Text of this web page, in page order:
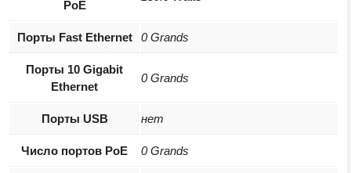
PoE
Порты Fast Ethernet 0 Grands
Порты 10 Gigabit
Ethernet
0 Grands
Порты USB нет
Число портов PoE 0 Grands